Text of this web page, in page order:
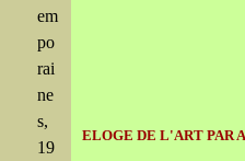
em
po
rai
ne
s,
19
ELOGE DE L'ART PAR